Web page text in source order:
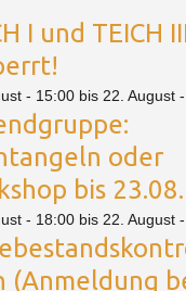
I und TEICH
- 15:00bis 22. August
oder
bis 23.08.
- 18:00bis 22. August
(Anmeldung